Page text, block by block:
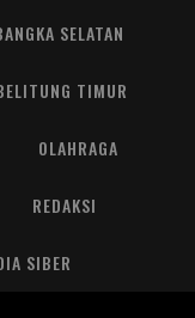
SELATAN
TIMUR
OLAHRAGA
REDAKSI
SIBER